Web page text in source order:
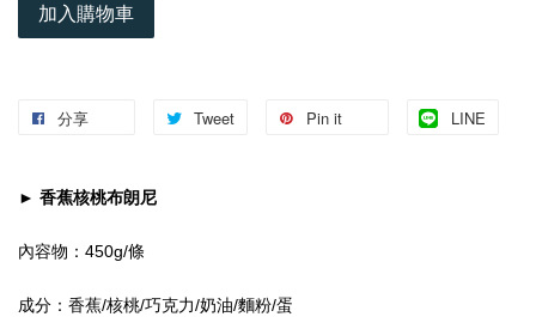
加入購物車
分享 Tweet Pin it LINE
► 香蕉核桃布朗尼
內容物：450g/條
成分：香蕉/核桃/巧克力/奶油/麵粉/蛋